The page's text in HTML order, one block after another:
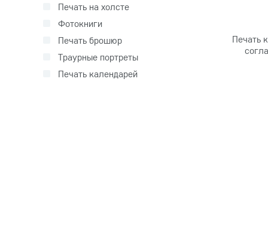
Печать на холсте
Фотокниги
Печать брошюр
Траурные портреты
Печать календарей
Печать